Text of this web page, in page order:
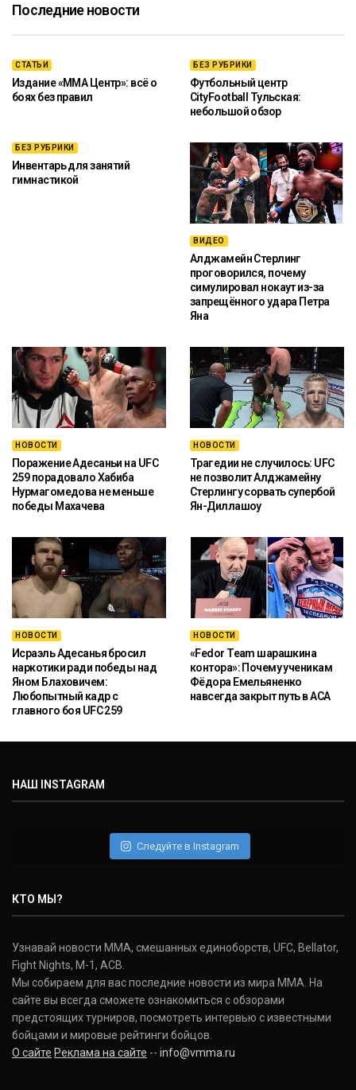
Последние новости
СТАТЬИ
Издание «ММА Центр»: всё о
боях без правил
БЕЗ РУБРИКИ
Футбольный центр
CityFootball Тульская:
небольшой обзор
БЕЗ РУБРИКИ
Инвентарь для занятий
гимнастикой
ВИДЕО
Алджамейн Стерлинг
проговорился, почему
симулировал нокаут из-за
запрещённого удара Петра
Яна
НОВОСТИ
Поражение Адесаньи на UFC
259 порадовало Хабиба
Нурмагомедова не меньше
победы Махачева
НОВОСТИ
Трагедии не случилось: UFC
не позволит Алджамейну
Стерлингу сорвать супербой
Ян-Диллашоу
НОВОСТИ
Исраэль Адесанья бросил
наркотики ради победы над
Яном Блаховичем:
Любопытный кадр с
главного боя UFC 259
НОВОСТИ
«Fedor Team шарашкина
контора»: Почему ученикам
Фёдора Емельяненко
навсегда закрыт путь в ACA
НАШ INSTAGRAM
Следуйте в Instagram
КТО МЫ?
Узнавай новости ММА, смешанных единоборств, UFC, Bellator,
Fight Nights, M-1, ACB.
Мы собираем для вас последние новости из мира ММА. На
сайте вы всегда сможете ознакомиться с обзорами
предстоящих турниров, посмотреть интервью с известными
бойцами и мировые рейтинги бойцов.
О сайте Реклама на сайте -- info@vmma.ru